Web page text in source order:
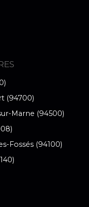
(94700)
Marne (94500)
Fossés (94100)